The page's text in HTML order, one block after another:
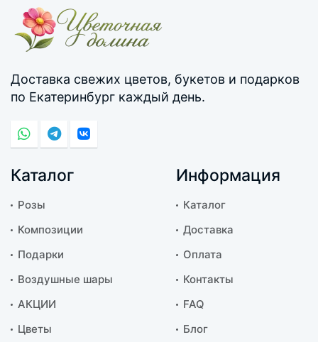
Доставка свежих цветов, букетов и подарков
по Екатеринбург каждый день.
Каталог
Розы
Композиции
Подарки
Воздушные шары
АКЦИИ
Цветы
Информация
Каталог
Доставка
Оплата
Контакты
FAQ
Блог